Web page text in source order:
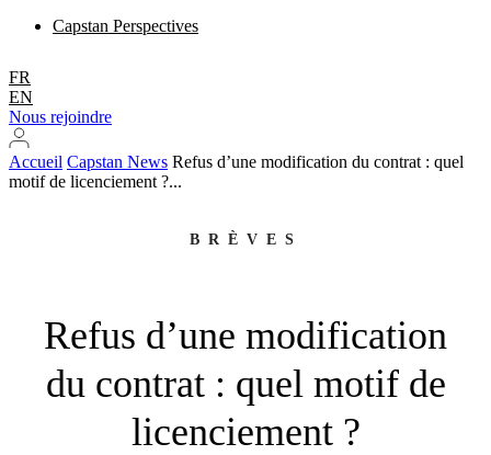
Capstan Perspectives
FR
EN
Nous rejoindre
Accueil Capstan News Refus d’une modification du contrat : quel
motif de licenciement ?...
BRÈVES
Refus d’une modification
du contrat : quel motif de
licenciement ?